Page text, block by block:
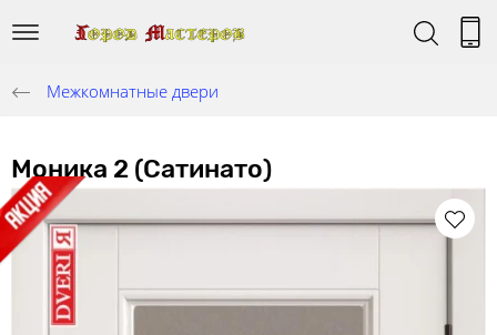
Межкомнатные двери
Моника 2 (Сатинато)